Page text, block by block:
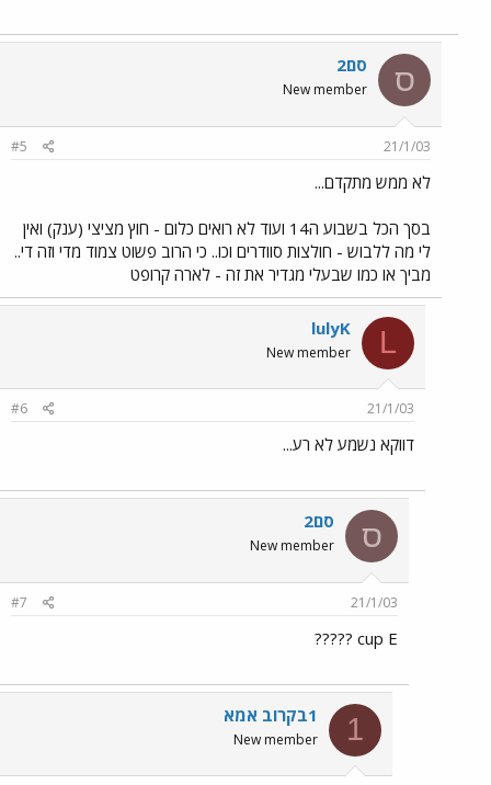
ס סם2
New member
21/1/03
#5
לא ממש מתקדם...
בסך הכל בשבוע ה14 ועוד לא רואים כלום - חוץ מציצי (ענק) ואין
לי מה ללבוש - חולצות סוודרים וכו.. כי הרוב פשוט צמוד מדי וזה די..
מביך או כמו שבעלי מגדיר את זה - לארה קרופט
L
lulyK
New member
21/1/03
#6
דווקא נשמע לא רע...
ס סם2
New member
21/1/03
#7
cup E ?????
1 1בקרוב אמא
New member